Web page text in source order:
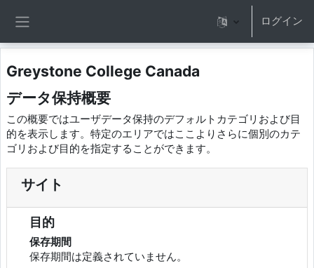
ログイン
Greystone College Canada
データ保持概要
この概要ではユーザデータ保持のデフォルトカテゴリおよび目
的を表示します。特定のエリアではここよりさらに個別のカテ
ゴリおよび目的を指定することができます。
サイト
目的
保存期間
保存期間は定義されていません。